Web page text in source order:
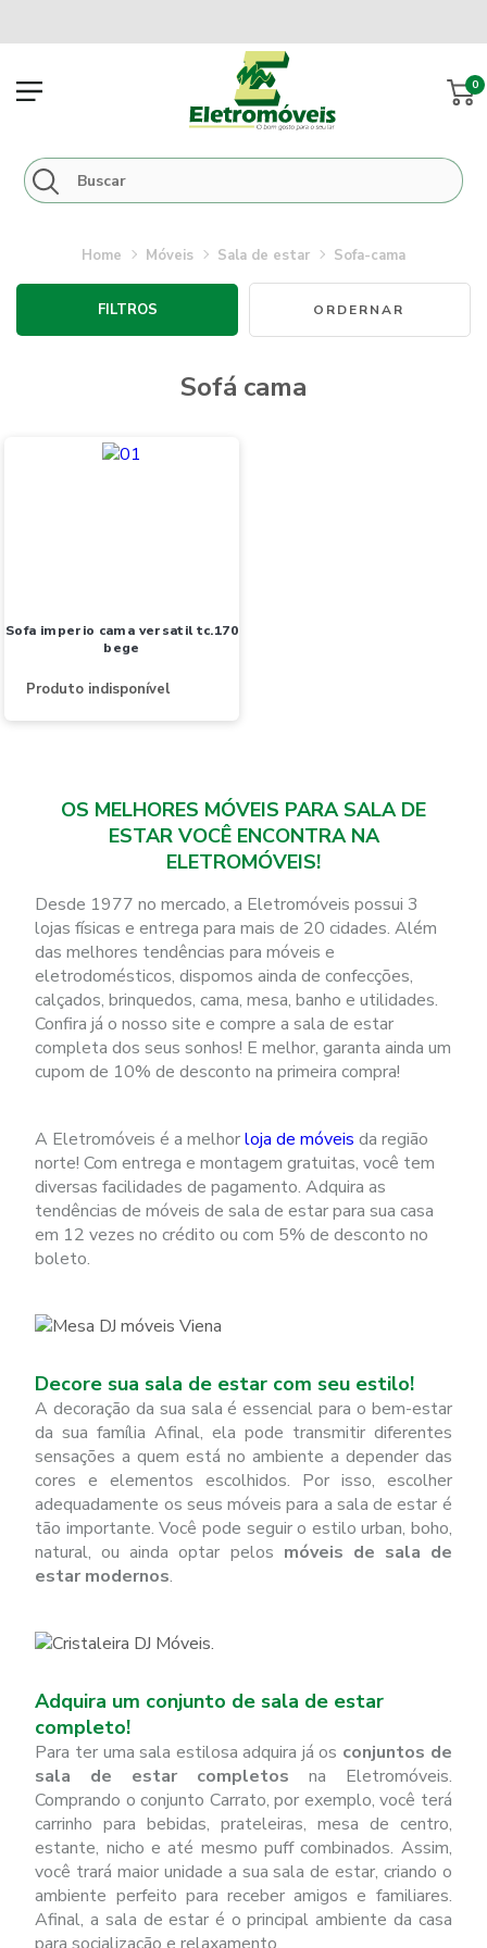
0
móveis sala de estar sofa-cama
sofá cama
FILTROS
sofa imperio cama versatil tc.170
bege
Produto indisponível
OS MELHORES MÓVEIS PARA SALA DE
ESTAR VOCÊ ENCONTRA NA
ELETROMÓVEIS!
Desde 1977 no mercado, a Eletromóveis possui 3
lojas físicas e entrega para mais de 20 cidades. Além
das melhores tendências para móveis e
eletrodomésticos, dispomos ainda de confecções,
calçados, brinquedos, cama, mesa, banho e utilidades.
Confira já o nosso site e compre a sala de estar
completa dos seus sonhos! E melhor, garanta ainda um
cupom de 10% de desconto na primeira compra!
A Eletromóveis é a melhorloja de móveis da região
norte! Com entrega e montagem gratuitas, você tem
diversas facilidades de pagamento. Adquira as
tendências de móveis de sala de estar para sua casa
em 12 vezes no crédito ou com 5% de desconto no
boleto.
Decore sua sala de estar com seu estilo!
A decoração da sua sala é essencial para o bem-estar
da sua família Afinal, ela pode transmitir diferentes
sensações a quem está no ambiente a depender das
cores e elementos escolhidos. Por isso, escolher
adequadamente os seus móveis para a sala de estar é
tão importante. Você pode seguir o estilo urban, boho,
natural, ou ainda optar pelos móveis de sala de
estar modernos.
Adquira um conjunto de sala de estar
completo!
Para ter uma sala estilosa adquira já os conjuntos de
sala de estar completos na Eletromóveis.
Comprando o conjunto Carrato, por exemplo, você terá
carrinho para bebidas, prateleiras, mesa de centro,
estante, nicho e até mesmo puff combinados. Assim,
você trará maior unidade a sua sala de estar, criando o
ambiente perfeito para receber amigos e familiares.
Afinal, a sala de estar é o principal ambiente da casa